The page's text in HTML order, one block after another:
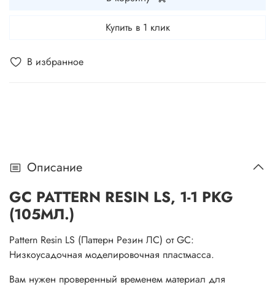
В избранное
Купить в 1 клик
Описание
GC PATTERN RESIN LS, 1-1 PKG
(105МЛ.)
Pattern Resin LS (Паттерн Резин ЛС) от GC:
Низкоусадочная моделировочная пластмасса.
Вам нужен проверенный временем материал для